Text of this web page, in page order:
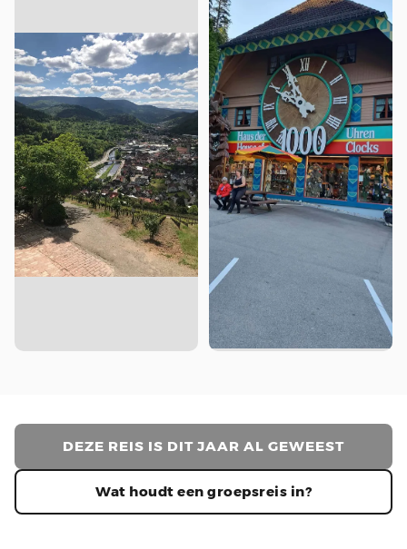
DEZE REIS IS DIT JAAR AL GEWEEST
Wat houdt een groepsreis in?